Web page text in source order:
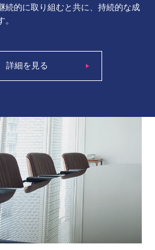
続的に取り組むと共に、持続的な成
詳細を見る